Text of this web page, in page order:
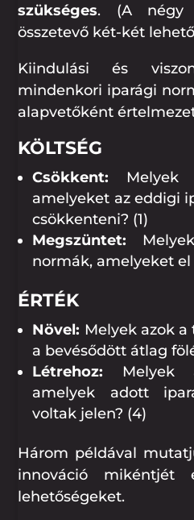
szükséges. (A négy
összetevő két-két
Kiindulási és
mindenkori iparági
alapvetőként
KÖLTSÉG
Csökkent: Melyek
amelyeket az eddigi
csökkenteni? (1)
Megszüntet:
normák, amelyeket
ÉRTÉK
Növel: Melyek azok
a bevésődött átlag
Létrehoz: Melyek
amelyek adott
voltak jelen? (4)
Három példával
innováció
lehetőségeket.